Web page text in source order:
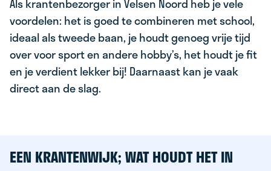
Als krantenbezorger in Velsen Noord heb je vele
voordelen: het is goed te combineren met school,
ideaal als tweede baan, je houdt genoeg vrije tijd
over voor sport en andere hobby’s, het houdt je fit
en je verdient lekker bij! Daarnaast kan je vaak
direct aan de slag.
EEN KRANTENWIJK; WAT HOUDT HET IN